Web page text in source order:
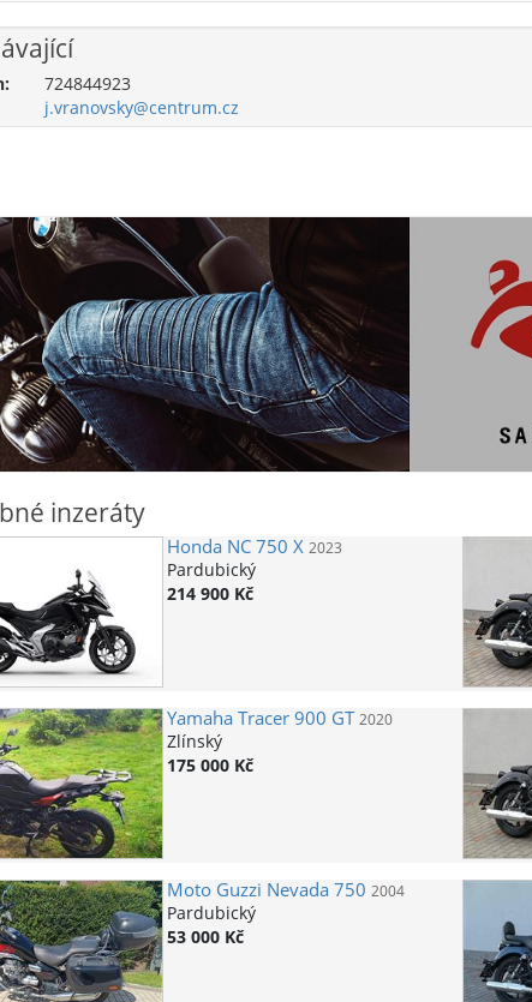
724844923
j.vranovsky@centrum.cz
inzeráty
Honda NC 750 X 2023
Pardubický
214 900 Kč
YamahaTracer 900 GT 2020
Zlínský
175 000 Kč
Moto Guzzi Nevada 750 2004
Pardubický
53 000 Kč